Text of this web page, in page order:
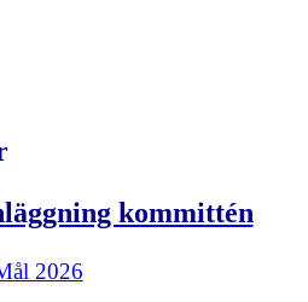
kommittén
2026